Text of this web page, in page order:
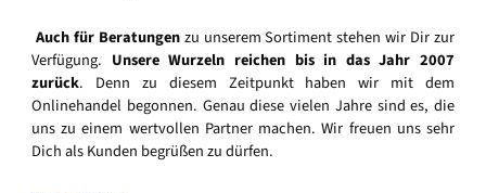
Auch für Beratungenzu unserem Sortiment stehen wir Dir zur
Verfügung. Unsere Wurzeln reichen bis in das Jahr 2007
zurück. Denn zu diesem Zeitpunkt haben wir mit dem
Onlinehandel begonnen. Genau diese vielen Jahre sind es, die
uns zu einem wertvollen Partner machen. Wir freuen uns sehr
Dich als Kunden begrüßen zu dürfen.